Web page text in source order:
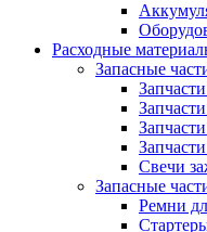
Расходные
Запасные
Свечи
Запасные
Ремни